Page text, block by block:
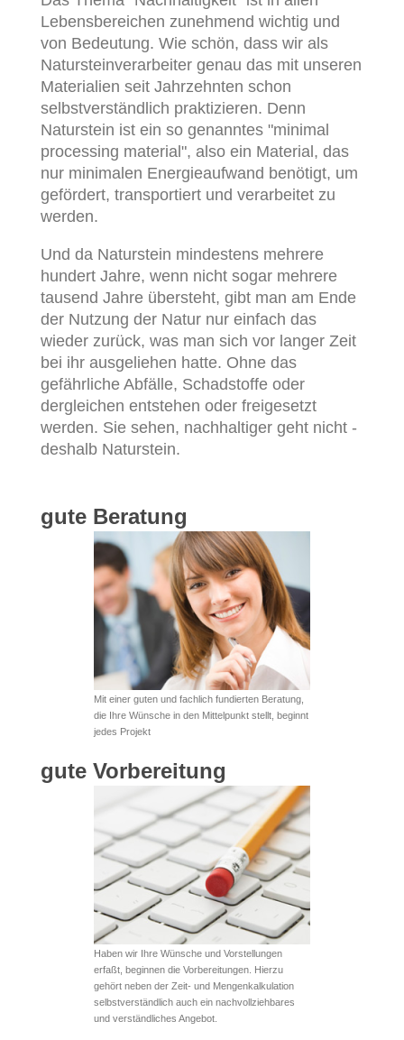
Lebensbereichen zunehmend wichtig und
von Bedeutung. Wie schön, dass wir als
Natursteinverarbeiter genau das mit unseren
Materialien seit Jahrzehnten schon
selbstverständlich praktizieren. Denn
Naturstein ist ein so genanntes "minimal
processing material", also ein Material, das
nur minimalen Energieaufwand benötigt, um
gefördert, transportiert und verarbeitet zu
werden.
Und da Naturstein mindestens mehrere
hundert Jahre, wenn nicht sogar mehrere
tausend Jahre übersteht, gibt man am Ende
der Nutzung der Natur nur einfach das
wieder zurück, was man sich vor langer Zeit
bei ihr ausgeliehen hatte. Ohne das
gefährliche Abfälle, Schadstoffe oder
dergleichen entstehen oder freigesetzt
werden. Sie sehen, nachhaltiger geht nicht -
deshalb Naturstein.
gute Beratung
Mit einer guten und fachlich fundierten Beratung,
die Ihre Wünsche in den Mittelpunkt stellt, beginnt
jedes Projekt
gute Vorbereitung
Haben wir Ihre Wünsche und Vorstellungen
erfaßt, beginnen die Vorbereitungen. Hierzu
gehört neben der Zeit- und Mengenkalkulation
selbstverständlich auch ein nachvollziehbares
und verständliches Angebot.